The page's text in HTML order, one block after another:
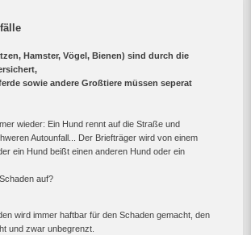
Hamster, Vögel, Bienen) sind durch die
sowie andere Großtiere müssen seperat
wieder: Ein Hund rennt auf die Straße und
Autounfall... Der Briefträger wird von einem
ein Hund beißt einen anderen Hund oder ein
auf?
wird immer haftbar für den Schaden gemacht, den
und zwar unbegrenzt.